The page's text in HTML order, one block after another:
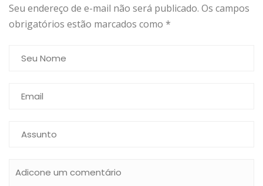
Seu endereço de e-mail não será publicado. Os campos
obrigatórios estão marcados como *